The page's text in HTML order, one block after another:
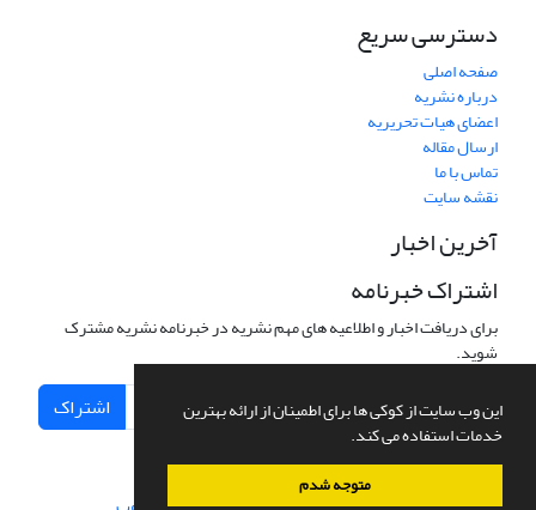
این وب سایت از کوکی ها برای اطمینان از ارائه بهترین
خدمات استفاده می کند.
متوجه شدم
دسترسی سریع
صفحه اصلی
درباره نشریه
اعضای هیات تحریریه
ارسال مقاله
تماس با ما
نقشه سایت
آخرین اخبار
اشتراک خبرنامه
برای دریافت اخبار و اطلاعیه های مهم نشریه در خبرنامه نشریه مشترک
شوید.
اشتراک